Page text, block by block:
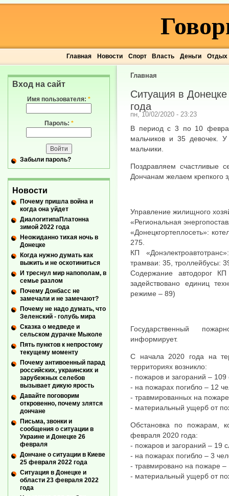
Главная Новости Спорт Власть Деньги Отдых
Главная
Ситуация в
года
пн, 10/02/2020 - 23:23
В период с 3 по 10
мальчиков и 35 девочек.
мальчики.
Поздравляем счастливые
Дончанам желаем крепкого
Управление жилищного
«Региональная
«Донецкгортеплосеть»:
275.
КП
трамваи: 35, троллейбусы:
Содержание автодорог
задействовано единиц
режиме – 89)
Государственный
информирует.
С начала 2020 года на
территориях возникло:
- пожаров и загораний – 109
- на пожарах погибло – 12
- травмированных на
- материальный ущерб от
Обстановка по пожарам,
февраля 2020 года:
- пожаров и загораний – 19
- на пожарах погибло – 3
- травмировано на пожаре –
- материальный ущерб от
Вход на сайт
Имя пользователя: *
Пароль: *
Забыли пароль?
Новости
Почему пришла война и
когда она уйдет
ДиалогитипаПлатонна
зимой 2022 года
Неожиданно тихая ночь в
Донецке
Когда нужно думать как
выжить и не оскотиниться
И треснул мир напополам, в
семье разлом
Почему Донбасс не
замечали и не замечают?
Почему не надо думать, что
Зеленский - голубь мира
Сказка о медведе и
сельском дурачке Мыколе
Пять пунктов к непростому
текущему моменту
Почему антивоенный парад
российских, украинских и
зарубежных селебов
вызывает дикую ярость
Давайте поговорим
откровенно, почему злятся
дончане
Письма, звонки и
сообщения о ситуации в
Украине и Донецке 26
февраля
Дончане о ситуации в Киеве
25 февраля 2022 года
Ситуация в Донецке и
области 23 февраля 2022
года